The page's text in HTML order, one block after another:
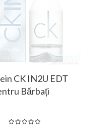
CK IN2U EDT
Bărbați